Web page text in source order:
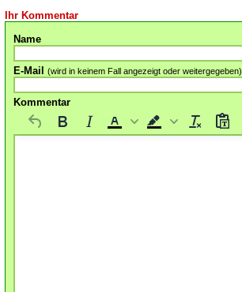
Ihr Kommentar
Name
E-Mail (wird in keinem Fall angezeigt oder weitergegeben)
Kommentar